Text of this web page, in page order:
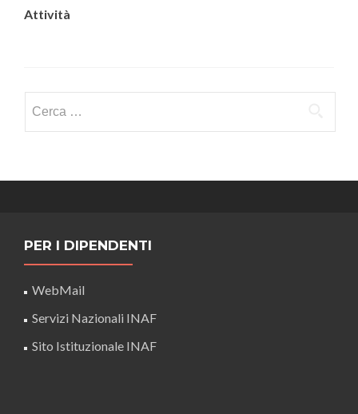
Attività
per:
PER I DIPENDENTI
WebMail
Servizi Nazionali INAF
Sito Istituzionale INAF